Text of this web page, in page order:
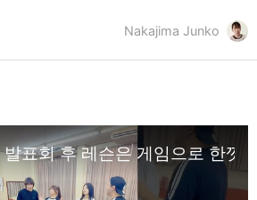
Nakajima Junko
발표회 후 레슨은 게임으로 한